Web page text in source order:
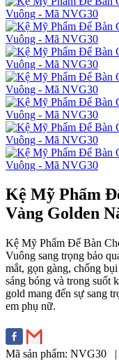
Kệ Mỹ Phẩm
Vàng Golden
Kệ Mỹ Phẩm Để Bàn
Vuông sang trọng bảo
mắt, gọn gàng, chống
sáng bóng và trong suốt
gold mang đến sự sang
em phụ nữ.
Mã sản phẩm: NVG30 |